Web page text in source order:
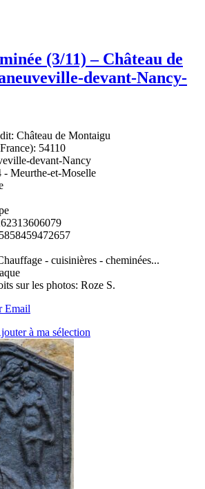
(3/11) – Château de
devant-Nancy-
Château de Montaigu
54110
devant-Nancy
- Meurthe-et-Moselle
- cuisinières - cheminées...
sur les photos: Roze S.
Email
à ma sélection